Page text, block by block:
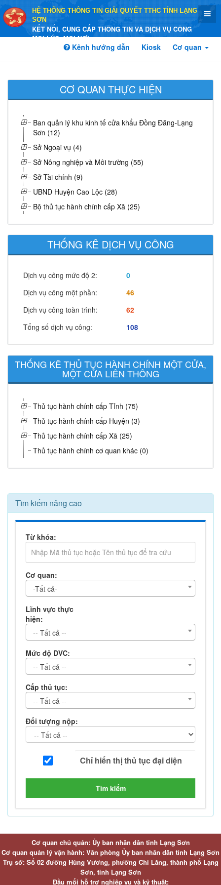
HỆ THỐNG THÔNG TIN GIẢI QUYẾT TTHC TỈNH LẠNG
SƠN
KẾT NỐI, CUNG CẤP THÔNG TIN VÀ DỊCH VỤ CÔNG
MỌI LÚC, MỌI NƠI
Kênh hướng dẫn Kiosk Cơ quan
CƠ QUAN THỰC HIỆN
Ban quản lý khu kinh tế cửa khẩu Đồng Đăng-Lạng
Sơn (12)
Sở Ngoại vụ (4)
Sở Nông nghiệp và Môi trường (55)
Sở Tài chính (9)
UBND Huyện Cao Lộc (28)
Bộ thủ tục hành chính cấp Xã (25)
THỐNG KÊ DỊCH VỤ CÔNG
Dịch vụ công mức độ 2:
0
Dịch vụ công một phần:
46
Dịch vụ công toàn trình:
62
Tổng số dịch vụ công:
108
THỐNG KÊ THỦ TỤC HÀNH CHÍNH MỘT CỬA,
MỘT CỬA LIÊN THÔNG
Thủ tục hành chính cấp Tỉnh (75)
Thủ tục hành chính cấp Huyện (3)
Thủ tục hành chính cấp Xã (25)
Thủ tục hành chính cơ quan khác (0)
Tìm kiếm nâng cao
Từ khóa:
Cơ quan:
-Tất cả-
Lĩnh vực thực
hiện:
-- Tất cả --
Mức độ DVC:
-- Tất cả --
Cấp thủ tục:
-- Tất cả --
Đối tượng nộp:
Tìm kiếm
Cơ quan chủ quản: Ủy ban nhân dân tỉnh Lạng Sơn
Cơ quan quản lý vận hành: Văn phòng Ủy ban nhân dân tỉnh Lạng Sơn
Trụ sở: Số 02 đường Hùng Vương, phường Chi Lăng, thành phố Lạng
Sơn, tỉnh Lạng Sơn
Đầu mối hỗ trợ nghiệp vụ và kỹ thuật: